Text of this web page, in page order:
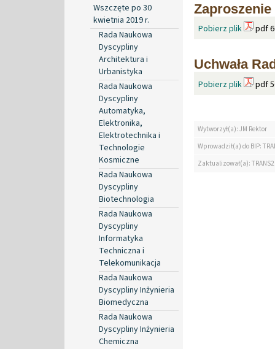
Wszczęte po 30
kwietnia 2019 r.
Rada Naukowa
Dyscypliny
Architektura i
Urbanistyka
Rada Naukowa
Dyscypliny
Automatyka,
Elektronika,
Elektrotechnika i
Technologie
Kosmiczne
Rada Naukowa
Dyscypliny
Biotechnologia
Rada Naukowa
Dyscypliny
Informatyka
Techniczna i
Telekomunikacja
Rada Naukowa
Dyscypliny Inżynieria
Biomedyczna
Rada Naukowa
Dyscypliny Inżynieria
Chemiczna
Pobierz plik pdf
Uchwała
Pobierz plik pdf
Wytworzył(a): JM Rektor
Wprowadził(a) do BIP:
Zaktualizował(a):